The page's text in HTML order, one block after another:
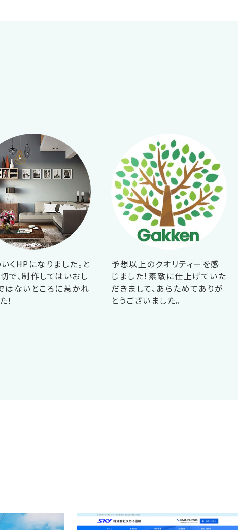
くHPになりました。と
で、制作してはいおし
はないところに惹かれ
！
予想以上のクオリティーを感
じました！素敵に仕上げていた
だきまして、あらためてありが
とうございました。